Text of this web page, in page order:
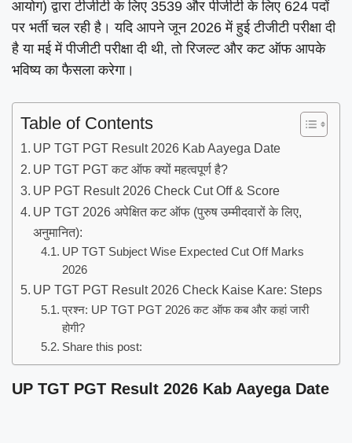
आयोग) द्वारा टीजीटी के लिए 3539 और पीजीटी के लिए 624 पदों
पर भर्ती चल रही है। यदि आपने जून 2026 में हुई टीजीटी परीक्षा दी
है या मई में पीजीटी परीक्षा दी थी, तो रिजल्ट और कट ऑफ आपके
भविष्य का फैसला करेगा।
Table of Contents
UP TGT PGT Result 2026 Kab Aayega Date
UP TGT PGT कट ऑफ क्यों महत्वपूर्ण है?
UP PGT Result 2026 Check Cut Off & Score
UP TGT 2026 अपेक्षित कट ऑफ (पुरुष उम्मीदवारों के लिए,
अनुमानित):
UP TGT Subject Wise Expected Cut Off Marks
2026
UP TGT PGT Result 2026 Check Kaise Kare: Steps
प्रश्न: UP TGT PGT 2026 कट ऑफ कब और कहां जारी
होगी?
Share this post:
UP TGT PGT Result 2026 Kab Aayega Date